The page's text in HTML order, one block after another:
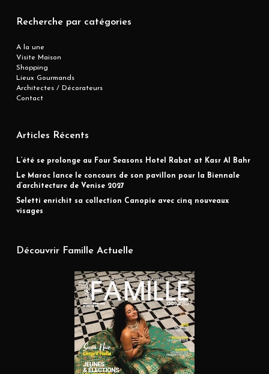
Recherche par catégories
A la une
Visite Maison
Shopping
Lieux Gourmands
Architectes / Décorateurs
Contact
Articles Récents
L’été se prolonge au Four Seasons Hotel Rabat at Kasr Al Bahr
Le Maroc lance le concours de son pavillon pour la Biennale
d’architecture de Venise 2027
Seletti enrichit sa collection Canopie avec cinq nouveaux
visages
Découvrir Famille Actuelle